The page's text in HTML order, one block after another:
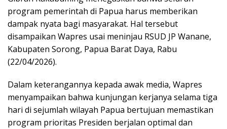
program pemerintah di Papua harus memberikan
dampak nyata bagi masyarakat. Hal tersebut
disampaikan Wapres usai meninjau RSUD JP Wanane,
Kabupaten Sorong, Papua Barat Daya, Rabu
(22/04/2026).
Dalam keterangannya kepada awak media, Wapres
menyampaikan bahwa kunjungan kerjanya selama tiga
hari di sejumlah wilayah Papua bertujuan memastikan
program prioritas Presiden berjalan optimal dan